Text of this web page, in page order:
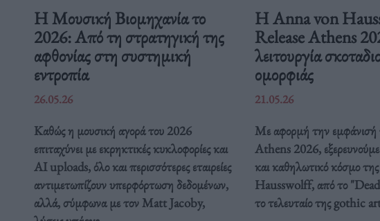
Η Μουσική Βιομηχανία το
2026: Από τη στρατηγική της
αφθονίας στη συστημική
εντροπία
26.05.26
Καθώς η μουσική αγορά του 2026
επιταχύνει με εκρηκτικές κυκλοφορίες και
AI uploads, όλο και περισσότερες εταιρείες
αντιμετωπίζουν υπερφόρτωση δεδομένων,
αλλά, σύμφωνα με τον Matt Jacoby,
Η Anna von
Release Athens
λειτουργία
ομορφιάς
21.05.26
Με αφορμή την εμφάνισή
Athens 2026, εξερευνούμε
και καθηλωτικό κόσμο
Hausswolff, από το
το τελευταίο της gothic